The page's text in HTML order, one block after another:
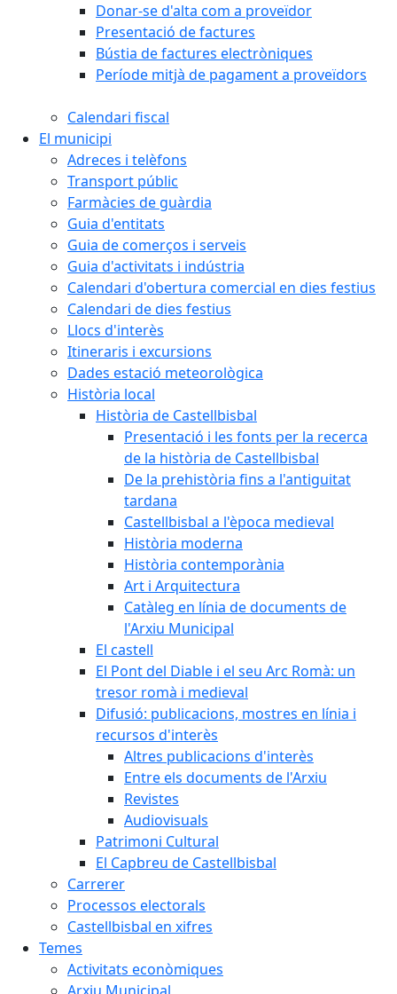
Donar-se d'alta com a proveïdor
Presentació de factures
Bústia de factures electròniques
Període mitjà de pagament a proveïdors
Calendari fiscal
El municipi
Adreces i telèfons
Transport públic
Farmàcies de guàrdia
Guia d'entitats
Guia de comerços i serveis
Guia d'activitats i indústria
Calendari d'obertura comercial en dies festius
Calendari de dies festius
Llocs d'interès
Itineraris i excursions
Dades estació meteorològica
Història local
Història de Castellbisbal
Presentació i les fonts per la recerca
de la història de Castellbisbal
De la prehistòria fins a l'antiguitat
tardana
Castellbisbal a l'època medieval
Història moderna
Història contemporània
Art i Arquitectura
Catàleg en línia de documents de
l'Arxiu Municipal
El castell
El Pont del Diable i el seu Arc Romà: un
tresor romà i medieval
Difusió: publicacions, mostres en línia i
recursos d'interès
Altres publicacions d'interès
Entre els documents de l'Arxiu
Revistes
Audiovisuals
Patrimoni Cultural
El Capbreu de Castellbisbal
Carrerer
Processos electorals
Castellbisbal en xifres
Temes
Activitats econòmiques